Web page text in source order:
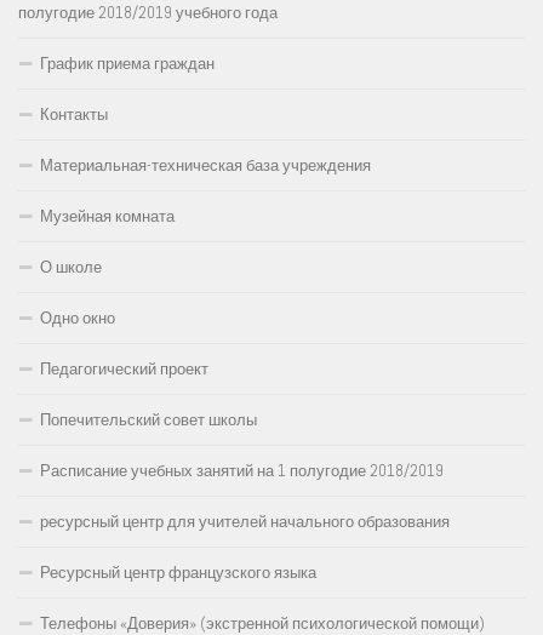
полугодие 2018/2019 учебного года
График приема граждан
Контакты
Материальная-техническая база учреждения
Музейная комната
О школе
Одно окно
Педагогический проект
Попечительский совет школы
Расписание учебных занятий на 1 полугодие 2018/2019
ресурсный центр для учителей начального образования
Ресурсный центр французского языка
Телефоны «Доверия» (экстренной психологической помощи)